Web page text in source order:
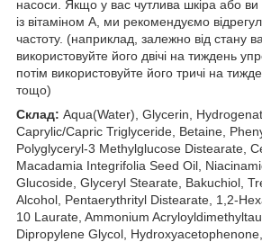
насоси. Якщо у вас чутлива шкіра або ви
із вітаміном А, ми рекомендуємо
частоту. (наприклад, залежно від стану
використовуйте його двічі на тиждень
потім використовуйте його тричі на
тощо)
Склад: Aqua(Water), Glycerin,
Caprylic/Capric Triglyceride, Betaine,
Polyglyceryl-3 Methylglucose Distearate,
Macadamia Integrifolia Seed Oil,
Glucoside, Glyceryl Stearate, Bakuchiol,
Alcohol, Pentaerythrityl Distearate, 1,2-
10 Laurate, Ammonium
Dipropylene Glycol,